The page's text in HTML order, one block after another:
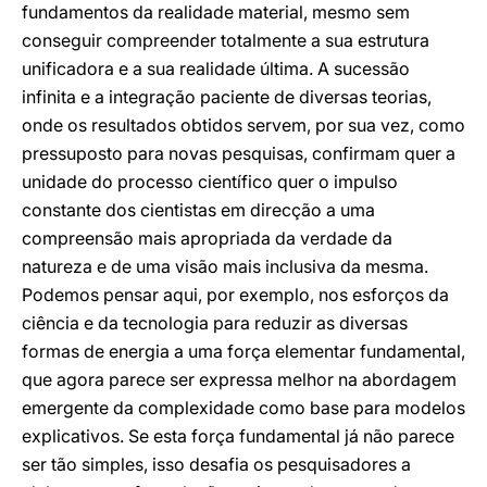
fundamentos da realidade material, mesmo sem
conseguir compreender totalmente a sua estrutura
unificadora e a sua realidade última. A sucessão
infinita e a integração paciente de diversas teorias,
onde os resultados obtidos servem, por sua vez, como
pressuposto para novas pesquisas, confirmam quer a
unidade do processo científico quer o impulso
constante dos cientistas em direcção a uma
compreensão mais apropriada da verdade da
natureza e de uma visão mais inclusiva da mesma.
Podemos pensar aqui, por exemplo, nos esforços da
ciência e da tecnologia para reduzir as diversas
formas de energia a uma força elementar fundamental,
que agora parece ser expressa melhor na abordagem
emergente da complexidade como base para modelos
explicativos. Se esta força fundamental já não parece
ser tão simples, isso desafia os pesquisadores a